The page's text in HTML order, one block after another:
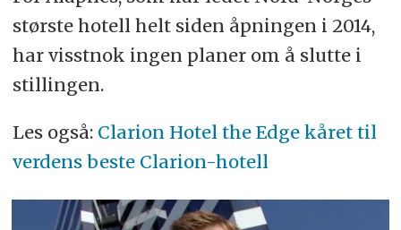
største hotell helt siden åpningen i 2014,
har visstnok ingen planer om å slutte i
stillingen.
Les også: Clarion Hotel the Edge kåret til
verdens beste Clarion-hotell